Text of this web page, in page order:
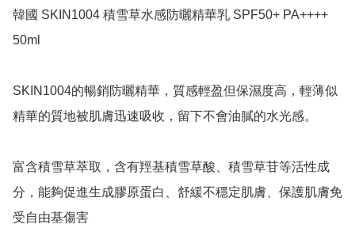
韓國 SKIN1004 積雪草水感防曬精華乳 SPF50+ PA++++
50ml
SKIN1004的暢銷防曬精華，質感輕盈但保濕度高，輕薄似
精華的質地被肌膚迅速吸收，留下不會油膩的水光感。
富含積雪草萃取，含有羥基積雪草酸、積雪草苷等活性成
分，能夠促進生成膠原蛋白、舒緩不穩定肌膚、保護肌膚免
受自由基傷害